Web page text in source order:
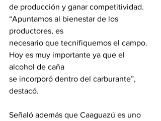
de producción y ganar competitividad.
“Apuntamos al bienestar de los
productores, es
necesario que tecnifiquemos el campo.
Hoy es muy importante ya que el
alcohol de caña
se incorporó dentro del carburante”,
destacó.
Señaló además que Caaguazú es uno